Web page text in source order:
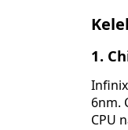
1.
6nm.
CPU